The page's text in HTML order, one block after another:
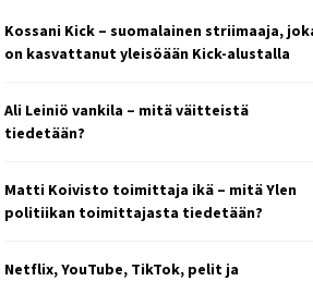
maksuteknologian avulla
2 viikkoa sitten
mobiilipelialustojen kehitys –
10 euron talletuskasinot ja
pikamaksut: mitä suomalaisten
Kossani Kick – suomalainen striimaaja,
on kasvattanut yleisöään Kick-alustalla
Ali Leiniö vankila – mitä väitteistä
tiedetään?
Matti Koivisto toimittaja ikä – mitä Ylen
politiikan toimittajasta tiedetään?
Netflix, YouTube, TikTok, pelit ja